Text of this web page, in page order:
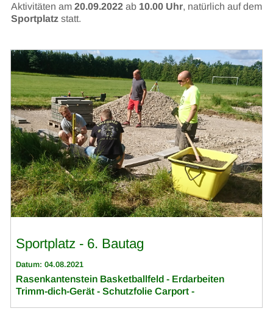
Aktivitäten am 20.09.2022ab 10.00 Uhr, natürlich auf dem
Sportplatzstatt.
Sportplatz - 6. Bautag
Datum: 04.08.2021
Rasenkantenstein Basketballfeld - Erdarbeiten
Trimm-dich-Gerät - Schutzfolie Carport -